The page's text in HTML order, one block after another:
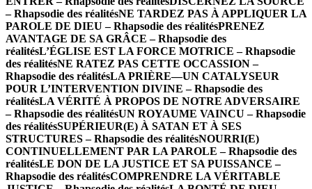
– Rhapsodie des réalitésNE TARDEZ PAS À APPLIQUER LA
PAROLE DE DIEU – Rhapsodie des réalitésPRENEZ
AVANTAGE DE SA GRÂCE – Rhapsodie des
réalitésL’ÉGLISE EST LA FORCE MOTRICE – Rhapsodie
des réalitésNE RATEZ PAS CETTE OCCASSION –
Rhapsodie des réalitésLA PRIÈRE—UN CATALYSEUR
POUR L’INTERVENTION DIVINE – Rhapsodie des
réalitésLA VÉRITÉ À PROPOS DE NOTRE ADVERSAIRE
– Rhapsodie des réalitésUN ROYAUME VAINCU – Rhapsodie
des réalitésSUPÉRIEUR(E) À SATAN ET À SES
STRUCTURES – Rhapsodie des réalitésNOURRI(E)
CONTINUELLEMENT PAR LA PAROLE – Rhapsodie des
réalitésLE DON DE LA JUSTICE ET SA PUISSANCE –
Rhapsodie des réalitésCOMPRENDRE LA VÉRITABLE